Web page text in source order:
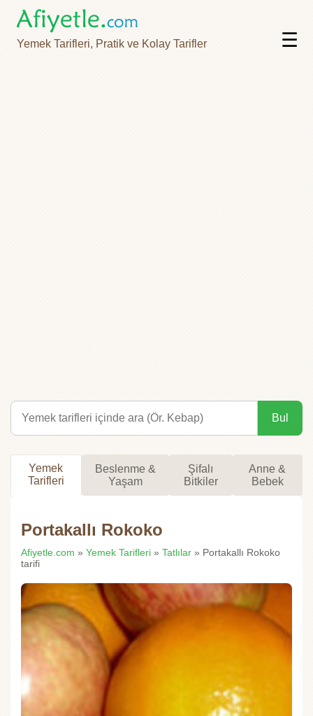
Yemek Tarifleri, Pratik ve Kolay Tarifler ☰
Bul
Yemek
Tarifleri
Beslenme &
Yaşam
Şifalı
Bitkiler
Anne &
Bebek
Portakallı Rokoko
Afiyetle.com » Yemek Tarifleri » Tatlılar » Portakallı Rokoko
tarifi